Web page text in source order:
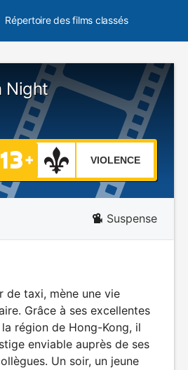
Répertoire des films classés
Night
VIOLENCE
Suspense
de taxi, mène une vie
Grâce à ses excellentes
région de Hong-Kong, il
enviable auprès de ses
Un soir, un jeune